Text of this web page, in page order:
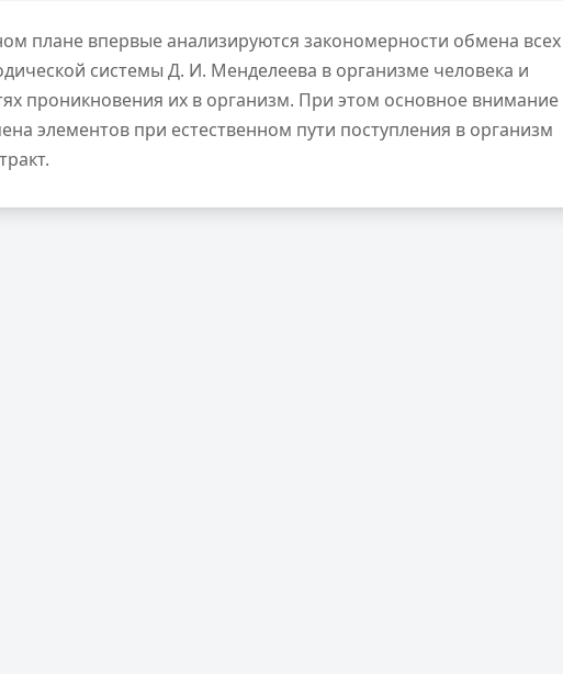
плане впервые анализируются закономер­ности обмена всех
системы Д. И. Мен­делеева в организме человека и
проникнове­ния их в организм. При этом основное внимание
элементов при естественном пути поступления в организм